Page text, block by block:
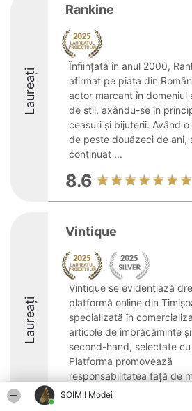
ȘOIMII Modei
Laureați
Rankine
Înființată în anul 2000,
afirmat pe piața din
actor marcant în domeniul
de stil, axându-se în
ceasuri și bijuterii. Având
de peste douăzeci de ani,
continuat ...
8.6
Laureați
Vintique
Vintique se evidențiază
platformă online din
specializată în
articole de îmbrăcăminte
second-hand, selectate
Platforma promovează
responsabilitatea față de
susține moda ...